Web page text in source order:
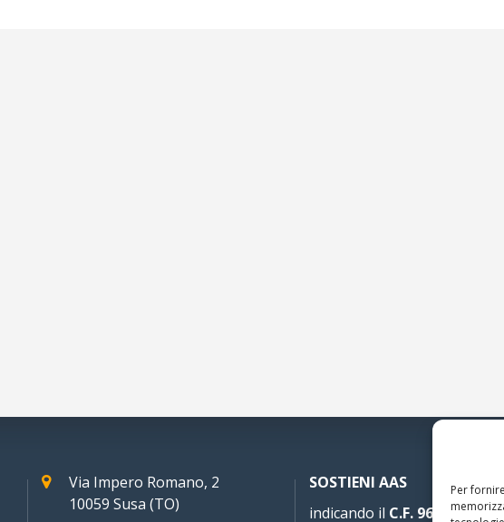
Per
Via Impero Romano, 2
10059 Susa (TO)
SOSTIENI AAS
indicando il C.F.